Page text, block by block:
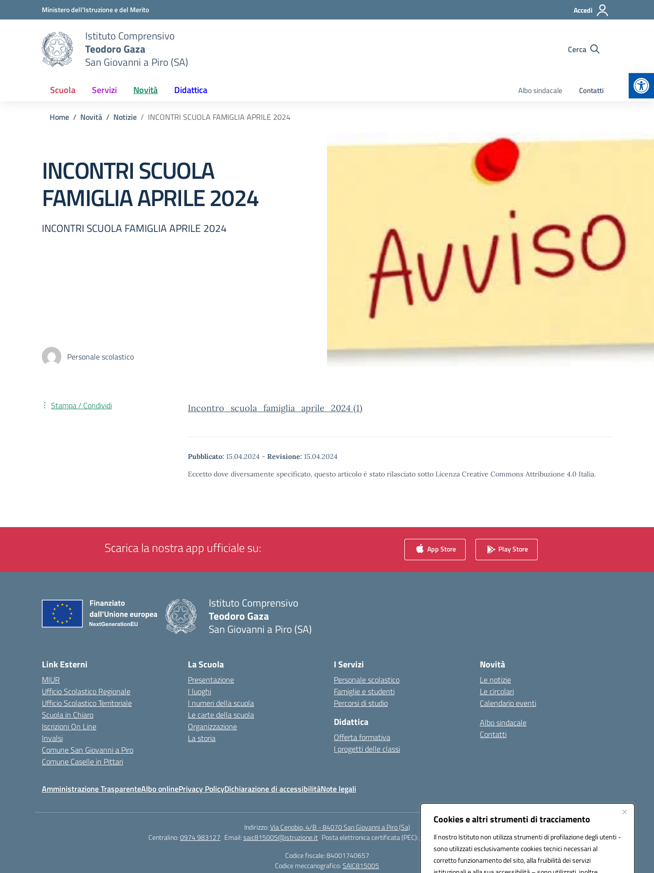
Cookies e altri strumenti di tracciamento
Il nostro Istituto non utilizza strumenti di profilazione degli utenti -
sono utilizzati esclusivamente cookies tecnici necessari al
corretto funzionamento del sito, alla fruibilità dei servizi
Vai ai contenuti
Vai al menu di navigazioneMinistero dell'Istruzione e del Merito Accedi
Istituto Comprensivo
Teodoro Gaza
San Giovanni a Piro (SA)
Cerca
Scuola Servizi Novità Didattica Albo sindacale Contatti
Home Novità Notizie INCONTRI SCUOLA FAMIGLIA APRILE 2024
INCONTRI SCUOLA
FAMIGLIA APRILE 2024
INCONTRI SCUOLA FAMIGLIA APRILE 2024
Personale scolastico
Incontro_scuola_famiglia_aprile_2024 (1)
Pubblicato: 15.04.2024 - Revisione: 15.04.2024
Eccetto dove diversamente specificato, questo articolo è stato rilasciato sotto Licenza Creative Commons Attribuzione 4.0 Italia.
Stampa / Condividi
Scarica la nostra app ufficiale su: App Store Play Store
Istituto Comprensivo
Teodoro Gaza
San Giovanni a Piro (SA)
Link Esterni
MIUR
Ufficio Scolastico Regionale
Ufficio Scolastico Territoriale
Scuola in Chiaro
Iscrizioni On Line
Invalsi
Comune San Giovanni a Piro
Comune Caselle in Pittari
La Scuola
Presentazione
I luoghi
I numeri della scuola
Le carte della scuola
Organizzazione
La storia
I Servizi
Personale scolastico
Famiglie e studenti
Percorsi di studio
Didattica
Offerta formativa
I progetti delle classi
Novità
Le notizie
Le circolari
Calendario eventi
Albo sindacale
Contatti
Amministrazione TrasparenteAlbo onlinePrivacy PolicyDichiarazione di accessibilitàNote legali
Indirizzo:Via Cenobio, 4/B - 84070 San Giovanni a Piro (Sa)
Centralino:0974 983127 Email:saic815005@istruzione.it Posta elettronica certificata (PEC):saic815005@pec.istruzione.it
Codice fiscale: 84001740657
Codice meccanografico:SAIC815005